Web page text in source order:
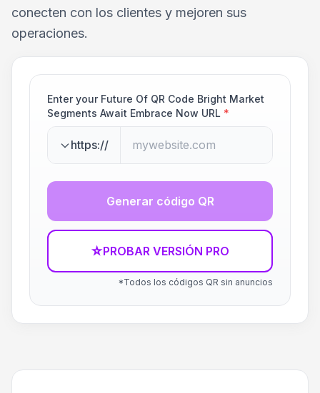
conecten con los clientes y mejoren sus
operaciones.
Enter your Future Of QR Code Bright Market
Segments Await Embrace Now URL *
https://
Generar código QR
☆PROBAR VERSIÓN PRO
*Todos los códigos QR sin anuncios